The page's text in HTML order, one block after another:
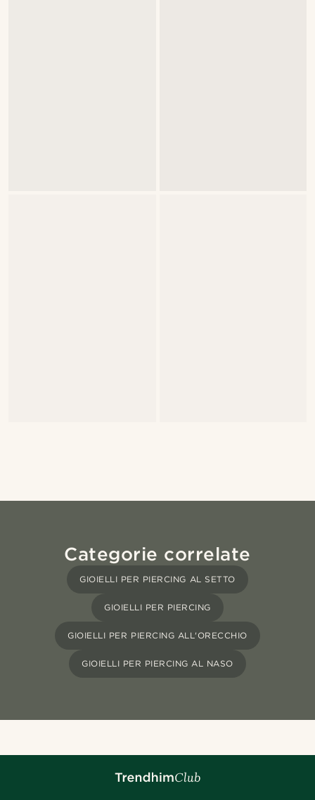
Categorie correlate
GIOIELLI PER PIERCING AL SETTO
GIOIELLI PER PIERCING
GIOIELLI PER PIERCING ALL'ORECCHIO
GIOIELLI PER PIERCING AL NASO